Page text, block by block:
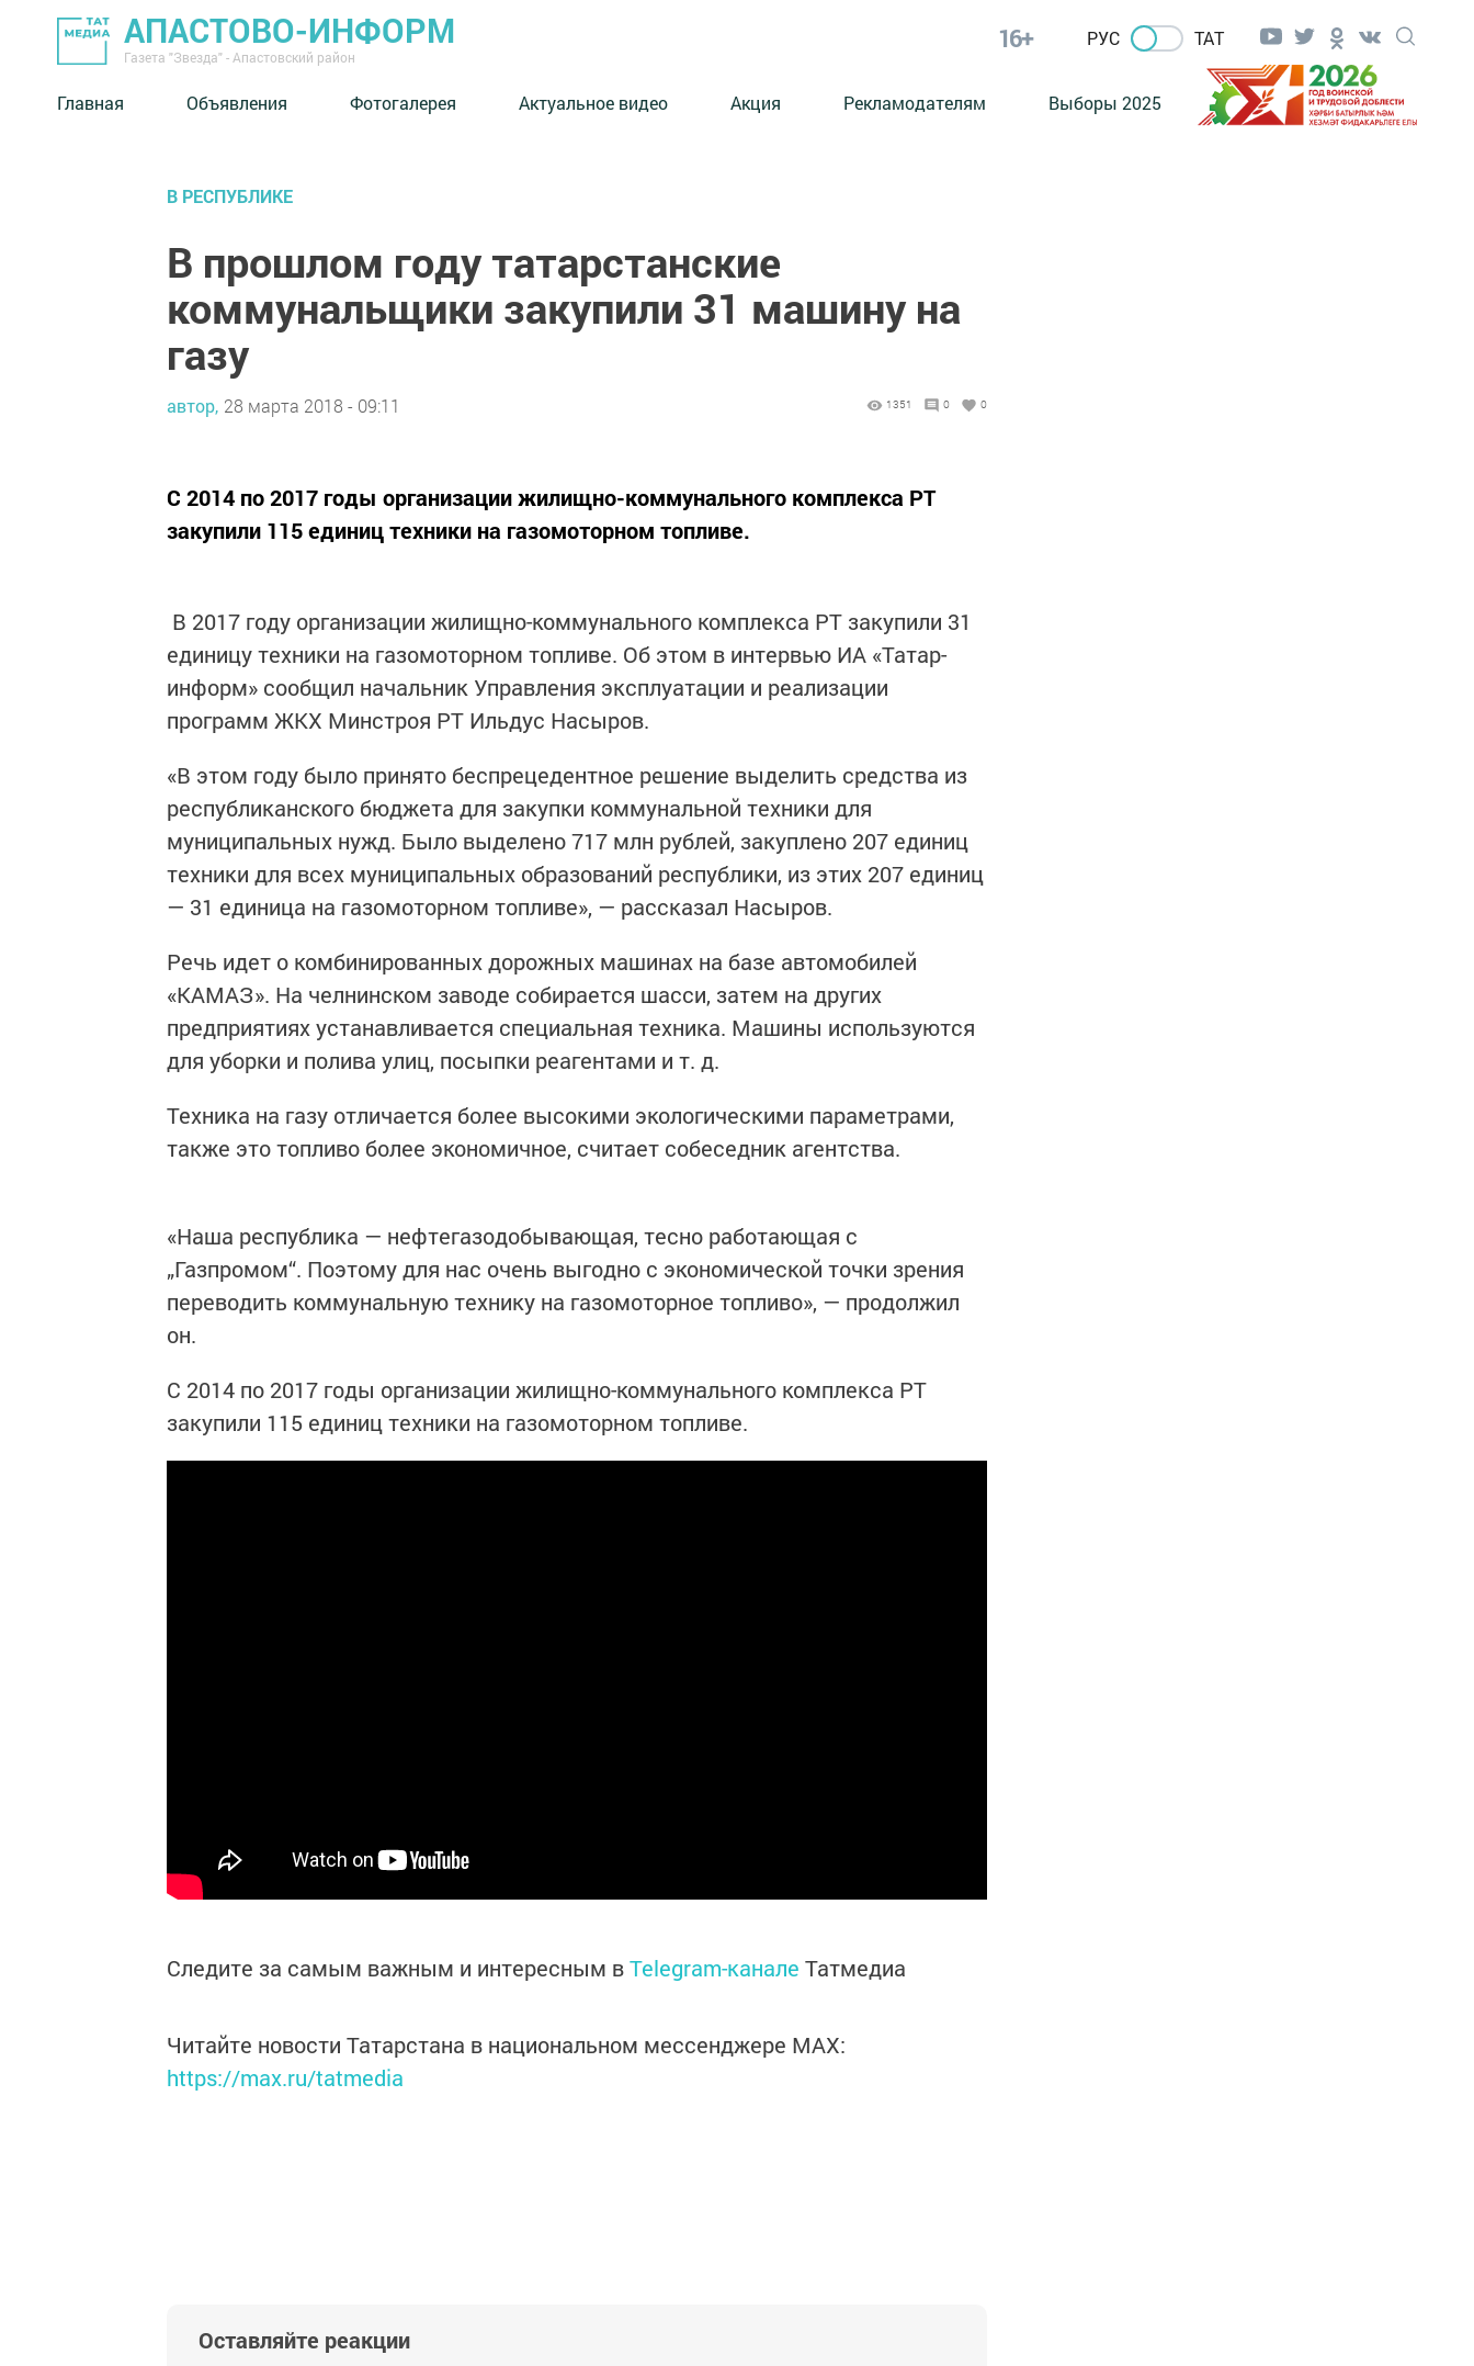
АПАСТОВО-ИНФОРМ
Газета "Звезда" - Апастовский район
16+ РУС ТАТ
Главная Объявления Фотогалерея Актуальное видео Акция Рекламодателям Выборы 2025
В РЕСПУБЛИКЕ
В прошлом году татарстанские
коммунальщики закупили 31 машину на
газу
автор, 28 марта 2018 - 09:11 1351 0 0
С 2014 по 2017 годы организации жилищно-коммунального комплекса РТ
закупили 115 единиц техники на газомоторном топливе.
В 2017 году организации жилищно-коммунального комплекса РТ закупили 31
единицу техники на газомоторном топливе. Об этом в интервью ИА «Татар-
информ» сообщил начальник Управления эксплуатации и реализации
программ ЖКХ Минстроя РТ Ильдус Насыров.
«В этом году было принято беспрецедентное решение выделить средства из
республиканского бюджета для закупки коммунальной техники для
муниципальных нужд. Было выделено 717 млн рублей, закуплено 207 единиц
техники для всех муниципальных образований республики, из этих 207 единиц
— 31 единица на газомоторном топливе», — рассказал Насыров.
Речь идет о комбинированных дорожных машинах на базе автомобилей
«КАМАЗ». На челнинском заводе собирается шасси, затем на других
предприятиях устанавливается специальная техника. Машины используются
для уборки и полива улиц, посыпки реагентами и т. д.
Техника на газу отличается более высокими экологическими параметрами,
также это топливо более экономичное, считает собеседник агентства.
«Наша республика — нефтегазодобывающая, тесно работающая с
„Газпромом“. Поэтому для нас очень выгодно с экономической точки зрения
переводить коммунальную технику на газомоторное топливо», — продолжил
он.
С 2014 по 2017 годы организации жилищно-коммунального комплекса РТ
закупили 115 единиц техники на газомоторном топливе.
Следите за самым важным и интересным вTelegram-канале Татмедиа
Читайте новости Татарстана в национальном мессенджере MАХ:
https://max.ru/tatmedia
Оставляйте реакции